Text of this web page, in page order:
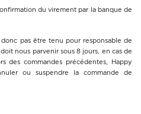
du virement par la banque de
pas être tenu pour responsable de
nous parvenir sous 8 jours, en cas de
des commandes précédentes, Happy
ou suspendre la commande de